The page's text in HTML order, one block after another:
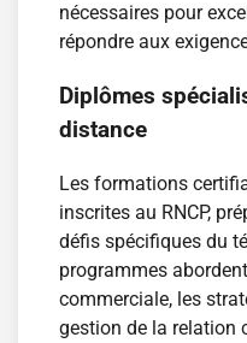
nécessaires pour
répondre aux
Diplômes
distance
Les formations
inscrites au RNCP,
défis spécifiques du
programmes
commerciale, les
gestion de la relation